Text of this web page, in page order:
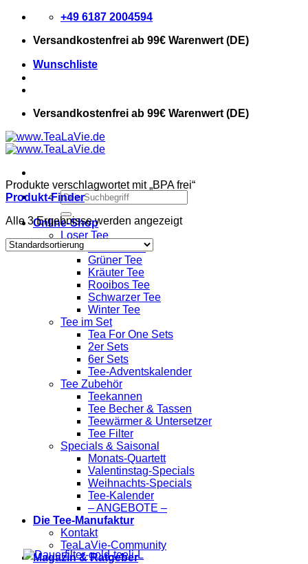
Zum
springen
+49 6187 2004594
Versandkostenfrei ab 99€ Warenwert (DE)
Wunschliste
Versandkostenfrei ab 99€ Warenwert (DE)
Suchen
nach:
Online-Shop
Loser Tee
Früchte Tee
Grüner Tee
Kräuter Tee
Rooibos Tee
Schwarzer Tee
Winter Tee
Tee im Set
Tea For One Sets
2er Sets
6er Sets
Tee-Adventskalender
Tee Zubehör
Teekannen
Tee Becher & Tassen
Teewärmer & Untersetzer
Tee Filter
Specials & Saisonal
Monats-Quartett
Valentinstag-Specials
Weihnachts-Specials
Tee-Kalender
– ANGEBOTE –
Die Tee-Manufaktur
Kontakt
TeaLaVie-Community
Magazin & Ratgeber
Produkte verschlagwortet mit „BPA frei“
Produkt-Finder
Alle 3 Ergebnisse werden angezeigt